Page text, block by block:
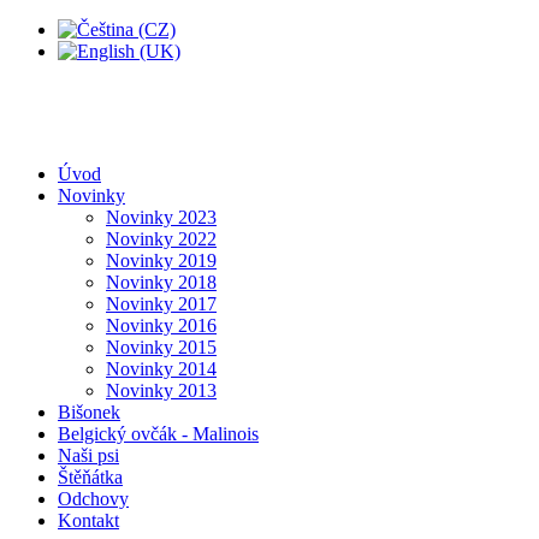
Úvod
Novinky
Novinky 2023
Novinky 2022
Novinky 2019
Novinky 2018
Novinky 2017
Novinky 2016
Novinky 2015
Novinky 2014
Novinky 2013
Bišonek
Belgický ovčák - Malinois
Naši psi
Štěňátka
Odchovy
Kontakt